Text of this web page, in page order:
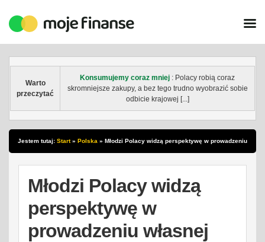
Warto
przeczytać
Konsumujemy coraz mniej : Polacy robią coraz
skromniejsze zakupy, a bez tego trudno wyobrazić sobie
odbicie krajowej [...]
Jestem tutaj: Start» Polska » Młodzi Polacy widzą perspektywę w prowadzeniu
własnej firmy
Młodzi Polacy widzą
perspektywę w
prowadzeniu własnej